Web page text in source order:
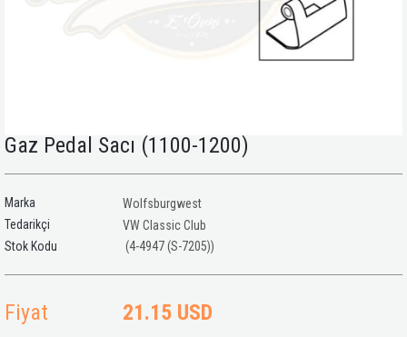
Gaz Pedal Sacı (1100-1200)
Marka
Wolfsburgwest
Tedarikçi
VW Classic Club
(4-4947 (S-7205))
Fiyat 21.15 USD